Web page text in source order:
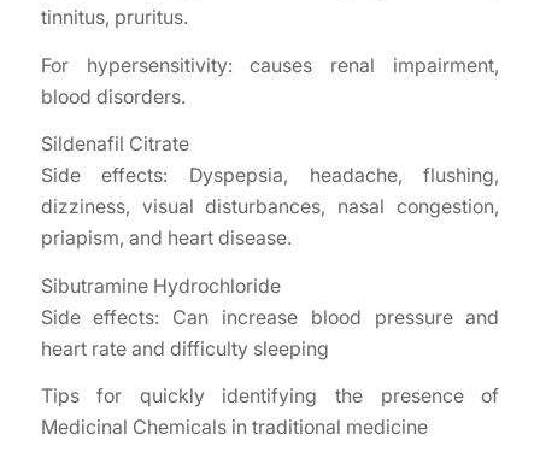
tinnitus, pruritus.
For hypersensitivity: causes renal impairment,
blood disorders.
Sildenafil Citrate
Side effects: Dyspepsia, headache, flushing,
dizziness, visual disturbances, nasal congestion,
priapism, and heart disease.
Sibutramine Hydrochloride
Side effects: Can increase blood pressure and
heart rate and difficulty sleeping
Tips for quickly identifying the presence of
Medicinal Chemicals in traditional medicine